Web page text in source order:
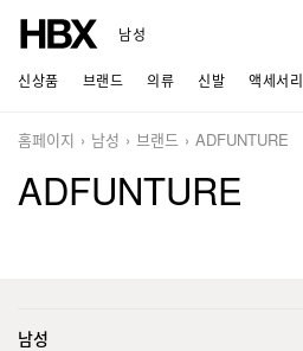
남성
신상품 브랜드 의류 신발 액세서리
홈페이지 남성 브랜드 ADFUNTURE
ADFUNTURE
남성